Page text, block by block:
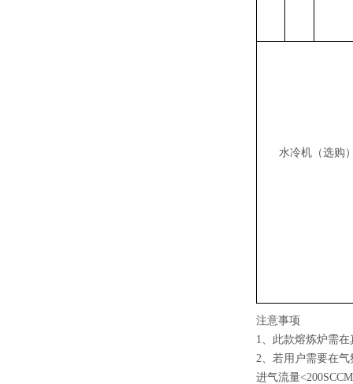
水冷机（选购
注意事项
1、此款熔炼炉需
2、若用户需要在
进气流量